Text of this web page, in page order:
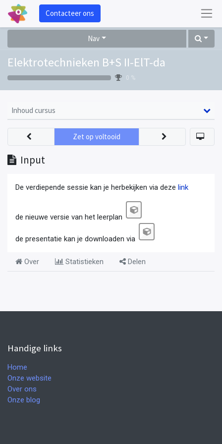
Contacteer ons
Nav
Elektrotechnieken B+S II-ElT-da
0 %
Inhoud cursus
Input
Zet op voltooid
De verdiepende sessie kan je herbekijken via deze link
de nieuwe versie van het leerplan
de presentatie kan je downloaden via
Over Statistieken Delen
Handige links
Home
Onze website
Over ons
Onze blog